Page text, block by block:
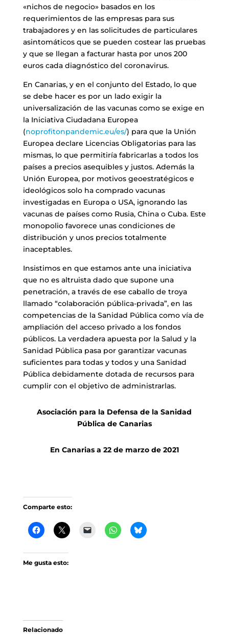
«nichos de negocio» basados en los
requerimientos de las empresas para sus
trabajadores y en las solicitudes de particulares
asintomáticos que se pueden costear las pruebas
y que se llegan a facturar hasta por unos 200
euros cada diagnóstico del coronavirus.
En Canarias, y en el conjunto del Estado, lo que
se debe hacer es por un lado exigir la
universalización de las vacunas como se exige en
la Iniciativa Ciudadana Europea
(noprofitonpandemic.eu/es/) para que la Unión
Europea declare Licencias Obligatorias para las
mismas, lo que permitiría fabricarlas a todos los
países a precios asequibles y justos. Además la
Unión Europea, por motivos geoestratégicos e
ideológicos solo ha comprado vacunas
investigadas en Europa o USA, ignorando las
vacunas de países como Rusia, China o Cuba. Este
monopolio favorece unas condiciones de
distribución y unos precios totalmente
inaceptables.
Insistimos en que estamos ante una iniciativa
que no es altruista dado que supone una
penetración, a través de ese caballo de troya
llamado “colaboración pública-privada”, en las
competencias de la Sanidad Pública como vía de
ampliación del acceso privado a los fondos
públicos. La verdadera apuesta por la Salud y la
Sanidad Pública pasa por garantizar vacunas
suficientes para todas y todos y una Sanidad
Pública debidamente dotada de recursos para
cumplir con el objetivo de administrarlas.
Asociación para la Defensa de la Sanidad
Pública de Canarias
En Canarias a 22 de marzo de 2021
Comparte esto:
Me gusta esto:
Relacionado